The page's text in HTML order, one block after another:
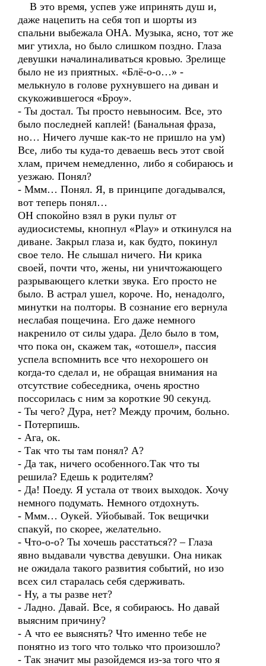
В это время, успев уже ипринять душ и,
даже нацепить на себя топ и шорты из
спальни выбежала ОНА. Музыка, ясно, тот же
миг утихла, но было слишком поздно. Глаза
девушки началиналиваться кровью. Зрелище
было не из приятных. «Блё-о-о…» -
мелькнуло в голове рухнувшего на диван и
скукожившегося «Броу».
- Ты достал. Ты просто невыносим. Все, это
было последней каплей! (Банальная фраза,
но… Ничего лучше как-то не пришло на ум)
Все, либо ты куда-то деваешь весь этот свой
хлам, причем немедленно, либо я собираюсь и
уезжаю. Понял?
- Ммм… Понял. Я, в принципе догадывался,
вот теперь понял…
ОН спокойно взял в руки пульт от
аудиосистемы, кнопнул «Play» и откинулся на
диване. Закрыл глаза и, как будто, покинул
свое тело. Не слышал ничего. Ни крика
своей, почти что, жены, ни уничтожающего
разрывающего клетки звука. Его просто не
было. В астрал ушел, короче. Но, ненадолго,
минутки на полторы. В сознание его вернула
неслабая пощечина. Его даже немного
накренило от силы удара. Дело было в том,
что пока он, скажем так, «отошел», пассия
успела вспомнить все что нехорошего он
когда-то сделал и, не обращая внимания на
отсутствие собеседника, очень яростно
поссорилась с ним за короткие 90 секунд.
- Ты чего? Дура, нет? Между прочим, больно.
- Потерпишь.
- Ага, ок.
- Так что ты там понял? А?
- Да так, ничего особенного.Так что ты
решила? Едешь к родителям?
- Да! Поеду. Я устала от твоих выходок. Хочу
немного подумать. Немного отдохнуть.
- Ммм… Оукей. Уйобывай. Ток вещички
спакуй, по скорее, желательно.
- Что-о-о? Ты хочешь расстаться?? – Глаза
явно выдавали чувства девушки. Она никак
не ожидала такого развития событий, но изо
всех сил старалась себя сдерживать.
- Ну, а ты разве нет?
- Ладно. Давай. Все, я собираюсь. Но давай
выясним причину?
- А что ее выяснять? Что именно тебе не
понятно из того что только что произошло?
- Так значит мы разойдемся из-за того что я